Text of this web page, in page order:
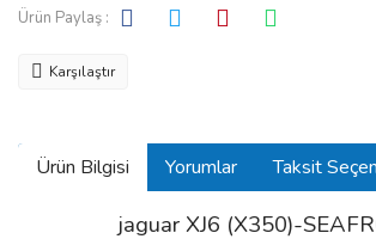
Ürün Paylaş :
Karşılaştır
Ürün Bilgisi Yorumlar Taksit
jaguar XJ6 (X350)-